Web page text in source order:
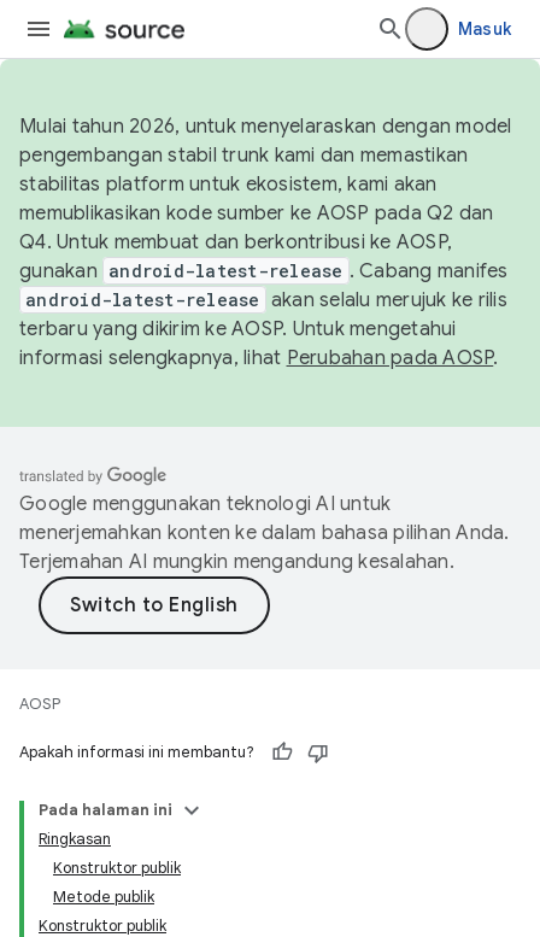
Masuk
Mulai tahun 2026, untuk menyelaraskan dengan model
pengembangan stabil trunk kami dan memastikan
stabilitas platform untuk ekosistem, kami akan
memublikasikan kode sumber ke AOSP pada Q2 dan
Q4. Untuk membuat dan berkontribusi ke AOSP,
gunakan android-latest-release . Cabang manifes
android-latest-release akan selalu merujuk ke rilis
terbaru yang dikirim ke AOSP. Untuk mengetahui
informasi selengkapnya, lihat Perubahan pada AOSP.
Google menggunakan teknologi AI untuk
menerjemahkan konten ke dalam bahasa pilihan Anda.
Terjemahan AI mungkin mengandung kesalahan.
AOSP
Apakah informasi ini membantu?
Pada halaman ini
Ringkasan
Konstruktor publik
Metode publik
Konstruktor publik